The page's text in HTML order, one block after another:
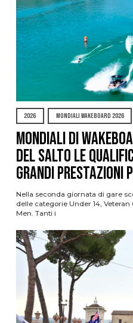
2026 MONDIALI WAKEBOARD 2026
Mondiali di
del Salto le
grandi prestazioni
Nella seconda giornata di gare
delle categorie Under 14,
Men. Tanti i